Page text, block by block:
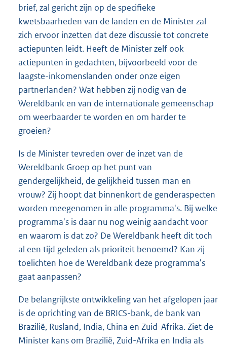
brief, zal gericht zijn op de specifieke
kwetsbaarheden van de landen en de Minister zal
zich ervoor inzetten dat deze discussie tot concrete
actiepunten leidt. Heeft de Minister zelf ook
actiepunten in gedachten, bijvoorbeeld voor de
laagste-inkomenslanden onder onze eigen
partnerlanden? Wat hebben zij nodig van de
Wereldbank en van de internationale gemeenschap
om weerbaarder te worden en om harder te
groeien?
Is de Minister tevreden over de inzet van de
Wereldbank Groep op het punt van
gendergelijkheid, de gelijkheid tussen man en
vrouw? Zij hoopt dat binnenkort de genderaspecten
worden meegenomen in alle programma's. Bij welke
programma's is daar nu nog weinig aandacht voor
en waarom is dat zo? De Wereldbank heeft dit toch
al een tijd geleden als prioriteit benoemd? Kan zij
toelichten hoe de Wereldbank deze programma's
gaat aanpassen?
De belangrijkste ontwikkeling van het afgelopen jaar
is de oprichting van de BRICS-bank, de bank van
Brazilië, Rusland, India, China en Zuid-Afrika. Ziet de
Minister kans om Brazilië, Zuid-Afrika en India als